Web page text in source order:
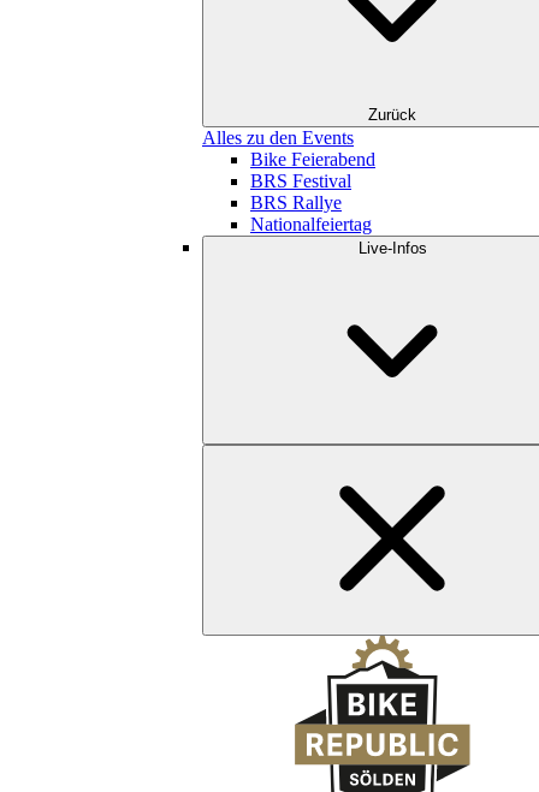
Zurück
Alles zu den Events
Bike Feierabend
BRS Festival
BRS Rallye
Nationalfeiertag
Live-Infos